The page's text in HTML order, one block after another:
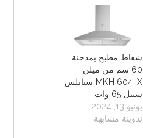
شفاط مطبخ بمدخنة
60 سم من ميلن
MKH 604 IX ستانلس
ستيل 65 وات
يونيو 13, 2024
تدوينة مشابهة